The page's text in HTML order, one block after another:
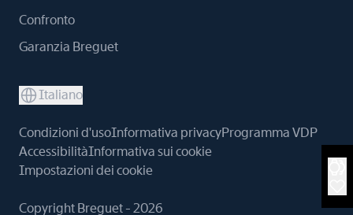
Confronto
Garanzia Breguet
Italiano
Condizioni d'usoInformativa privacyProgramma VDP
AccessibilitàInformativa sui cookie
Impostazioni dei cookie
Copyright Breguet - 2026